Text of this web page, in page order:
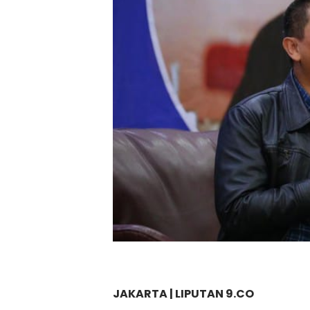
JAKARTA | LIPUTAN 9.CO